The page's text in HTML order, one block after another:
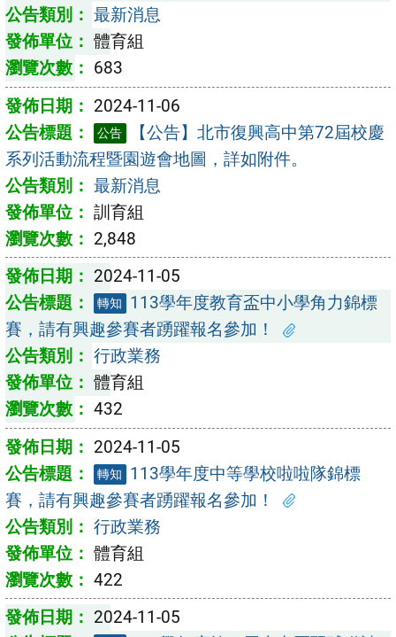
最新消息
體育組
683
2024-11-06
公告
【公告】北市復興高中第72屆校慶
系列活動流程暨園遊會地圖，詳如附件。
最新消息
訓育組
2,848
2024-11-05
轉知
113學年度教育盃中小學角力錦標
賽，請有興趣參賽者踴躍報名參加！
行政業務
體育組
432
2024-11-05
轉知
113學年度中等學校啦啦隊錦標
賽，請有興趣參賽者踴躍報名參加！
行政業務
體育組
422
2024-11-05